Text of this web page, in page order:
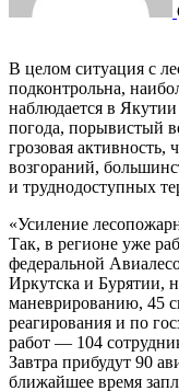
В целом ситуация с лесными пожарами на Дальнем Востоке
подконтрольна,
наблюдается в
погода, порывистый
грозовая
возгораний,
и труднодоступных
«Усиление
Так, в регионе уже
федеральной
Иркутска и Бурятии,
маневрированию, 45
реагирования и по
работ — 104
Завтра прибудут 90
ближайшее время